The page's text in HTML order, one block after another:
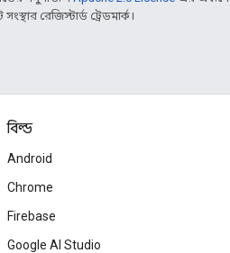
রেজিস্টার্ড ট্রেডমার্ক।
বিল্ড
Android
Chrome
Firebase
Google AI Studio